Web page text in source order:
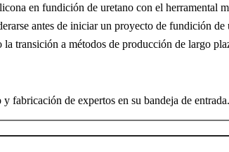
en fundición de uretano con el herramental
antes de iniciar un proyecto de fundición de
transición a métodos de producción de largo
fabricación de expertos en su bandeja de entrada.